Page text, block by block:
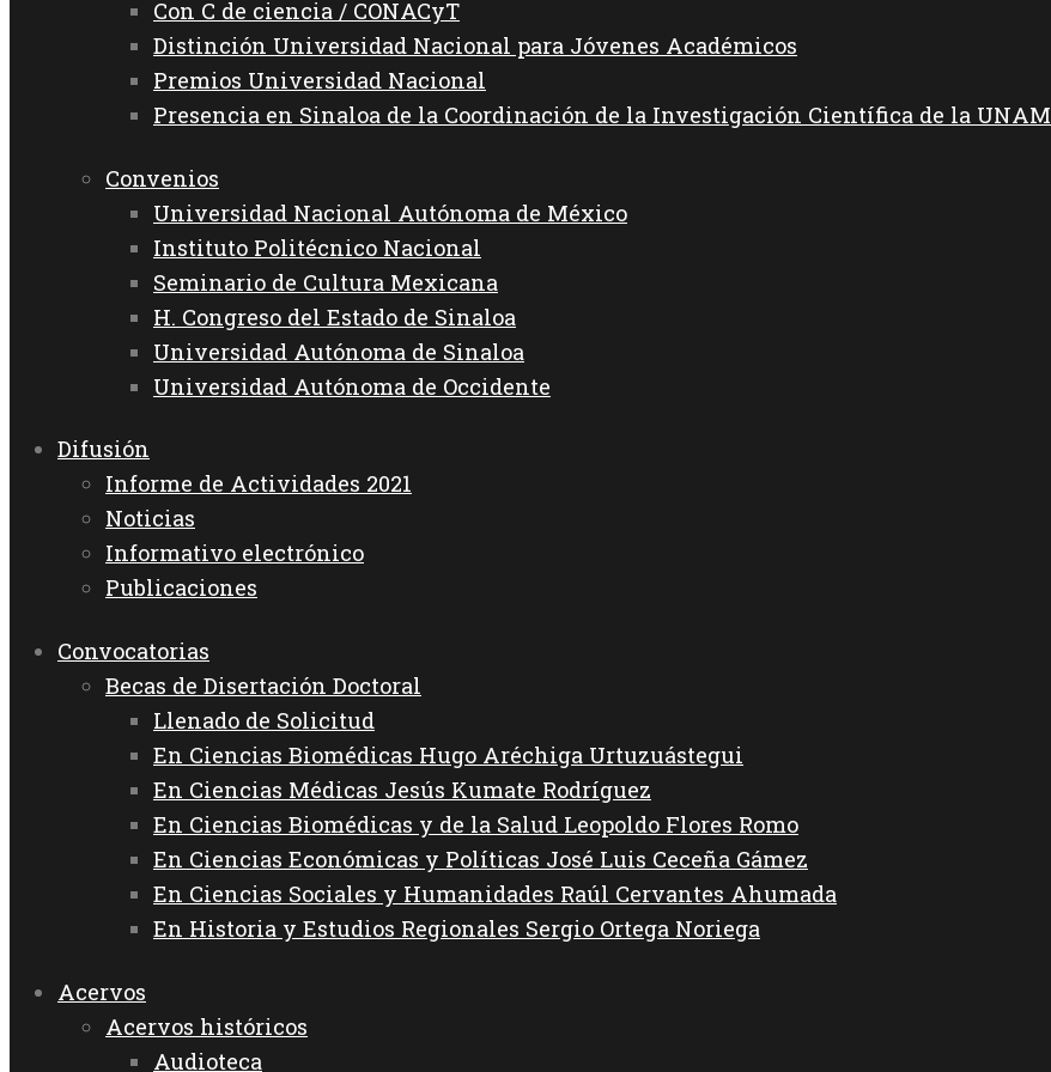
Con C de ciencia / CONACyT
Distinción Universidad Nacional para Jóvenes Académicos
Premios Universidad Nacional
Presencia en Sinaloa de la Coordinación de la Investigación Científica de la UNAM
Convenios
Universidad Nacional Autónoma de México
Instituto Politécnico Nacional
Seminario de Cultura Mexicana
H. Congreso del Estado de Sinaloa
Universidad Autónoma de Sinaloa
Universidad Autónoma de Occidente
Difusión
Informe de Actividades 2021
Noticias
Informativo electrónico
Publicaciones
Convocatorias
Becas de Disertación Doctoral
Llenado de Solicitud
En Ciencias Biomédicas Hugo Aréchiga Urtuzuástegui
En Ciencias Médicas Jesús Kumate Rodríguez
En Ciencias Biomédicas y de la Salud Leopoldo Flores Romo
En Ciencias Económicas y Políticas José Luis Ceceña Gámez
En Ciencias Sociales y Humanidades Raúl Cervantes Ahumada
En Historia y Estudios Regionales Sergio Ortega Noriega
Acervos
Acervos históricos
Audioteca